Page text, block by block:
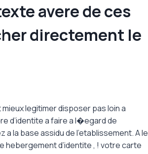
avere de ces
directement le
legitimer disposer pas loin a
d’identite a faire a l�egard de
la base assidu de l’etablissement. A le
hebergement d’identite , ! votre carte